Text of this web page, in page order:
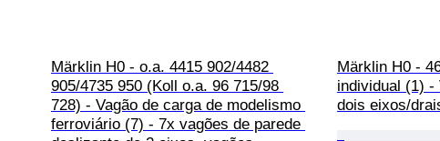
Märklin H0 - o.a. 4415 902/4482
905/4735 950 (Koll o.a. 96 715/98
728) - Vagão de carga de modelismo
ferroviário (7) - 7x vagões de parede
Märklin H0 -
individual (1) -
dois eixos/